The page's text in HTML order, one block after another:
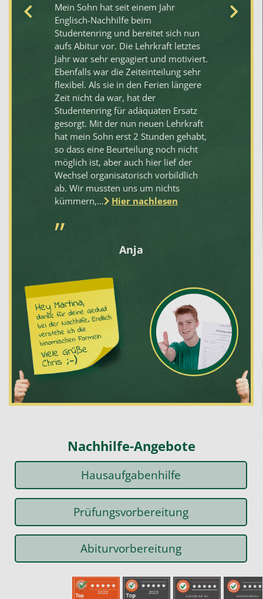
Mein Sohn hat seit einem Jahr
Englisch-Nachhilfe beim
Studentenring und bereitet sich nun
aufs Abitur vor. Die Lehrkraft letztes
Jahr war sehr engagiert und motiviert.
Ebenfalls war die Zeiteinteilung sehr
flexibel. Als sie in den Ferien längere
Zeit nicht da war, hat der
Studentenring für adäquaten Ersatz
gesorgt. Mit der nun neuen Lehrkraft
hat mein Sohn erst 2 Stunden gehabt,
so dass eine Beurteilung noch nicht
möglich ist, aber auch hier lief der
Wechsel organisatorisch vorbildlich
ab. Wir mussten uns um nichts
kümmern,…
Hier nachlesen
Anja
Nachhilfe-Angebote
Hausaufgabenhilfe
Prüfungsvorbereitung
Abiturvorbereitung